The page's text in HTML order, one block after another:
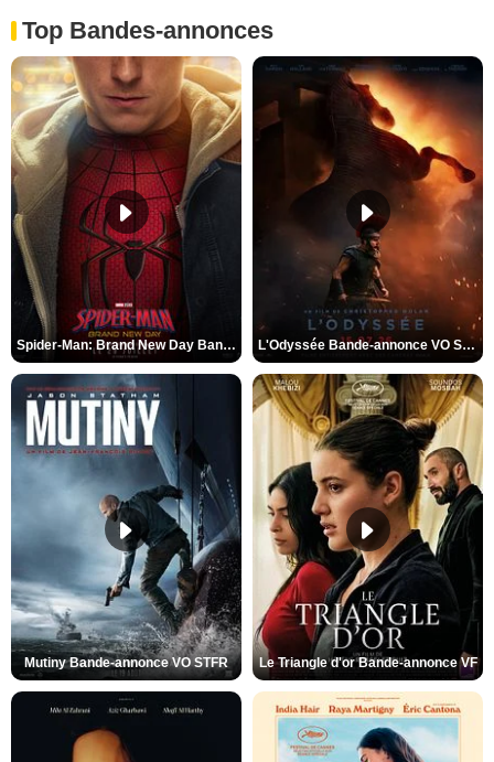
Top Bandes-annonces
Spider-Man: Brand New Day Bande-annonce VO STFR L'Odyssée Bande-annonce VO STFR
Mutiny Bande-annonce VO STFR Le Triangle d'or Bande-annonce VF